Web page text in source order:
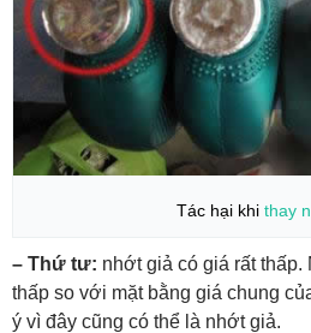
Tác hại khi thay
– Thứ tư: nhớt giả có giá rất
thấp so với mặt bằng giá chung
ý vì đây cũng có thể là nhớt giả.